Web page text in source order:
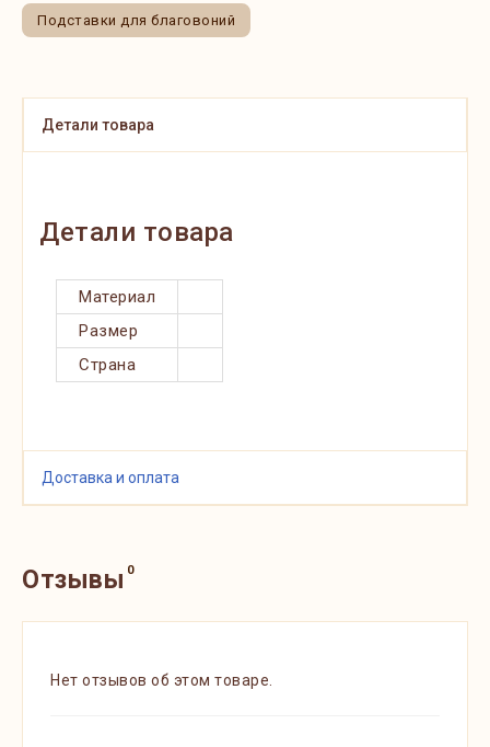
Подставки для благовоний
Детали товара
Детали товара
Материал
Размер
Страна
Доставка и оплата
Отзывы 0
Нет отзывов об этом товаре.